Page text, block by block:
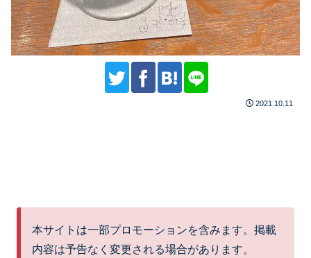
2021.10.11
本サイトは一部プロモーションを含みます。掲載
内容は予告なく変更される場合があります。